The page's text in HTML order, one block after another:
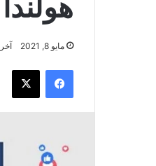
مايو 8, 2021 آخر
فيسبوك ‫X